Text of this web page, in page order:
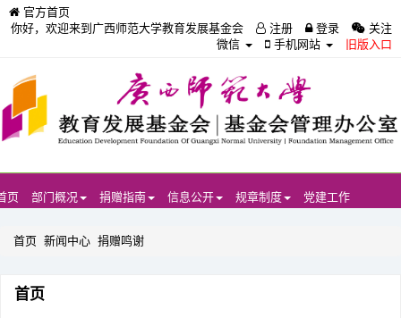
官方首页
你好，欢迎来到广西师范大学教育发展基金会
注册 登录
关注
微信
手机网站 旧版入口
页 部门概况 捐赠指南 信息公开 规章制度 党建工作
首页 新闻中心 捐赠鸣谢
首页